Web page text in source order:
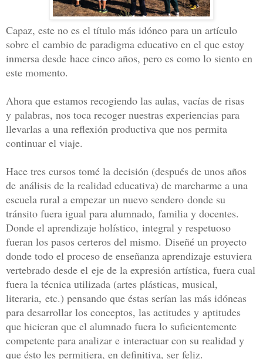
Capaz, este no es el título más idóneo para un artículo
sobre el cambio de paradigma educativo en el que estoy
inmersa desde hace cinco años, pero es como lo siento en
este momento.
Ahora que estamos recogiendo las aulas, vacías de risas
y palabras, nos toca recoger nuestras experiencias para
llevarlas a una reflexión productiva que nos permita
continuar el viaje.
Hace tres cursos tomé la decisión (después de unos años
de análisis de la realidad educativa) de marcharme a una
escuela rural a empezar un nuevo sendero donde su
tránsito fuera igual para alumnado, familia y docentes.
Donde el aprendizaje holístico, integral y respetuoso
fueran los pasos certeros del mismo. Diseñé un proyecto
donde todo el proceso de enseñanza aprendizaje estuviera
vertebrado desde el eje de la expresión artística, fuera cual
fuera la técnica utilizada (artes plásticas, musical,
literaria, etc.) pensando que éstas serían las más idóneas
para desarrollar los conceptos, las actitudes y aptitudes
que hicieran que el alumnado fuera lo suficientemente
competente para analizar e interactuar con su realidad y
que ésto les permitiera, en definitiva, ser feliz.